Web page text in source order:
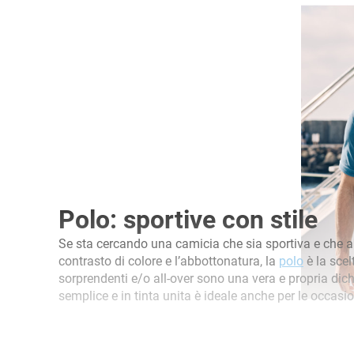
Polo: sportive con stile
Se sta cercando una camicia che sia sportiva e che
contrasto di colore e l’abbottonatura, la polo è la
sorprendenti e/o all-over sono una vera e propria
semplice e in tinta unita è ideale anche per le